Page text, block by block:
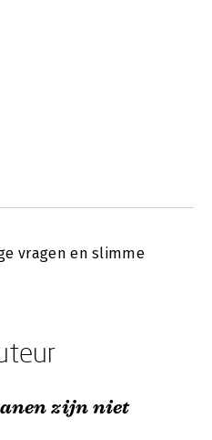
vragen en slimme
zijn niet